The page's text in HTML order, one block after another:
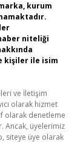
kurum
niteliği
kişiler ile isim
ve İletişim
olarak hizmet
olarak denetleme
Ancak, üyelerimiz
siteye üye olarak